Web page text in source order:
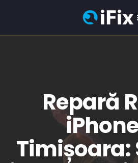
Repară
Timișoara: